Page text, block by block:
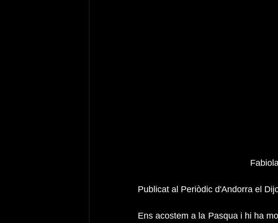
Publicat al Periòdic d'Andorra el
Ens acostem a la Pasqua i hi ha